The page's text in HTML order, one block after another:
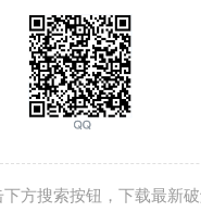
方搜索按钮，下载最新破